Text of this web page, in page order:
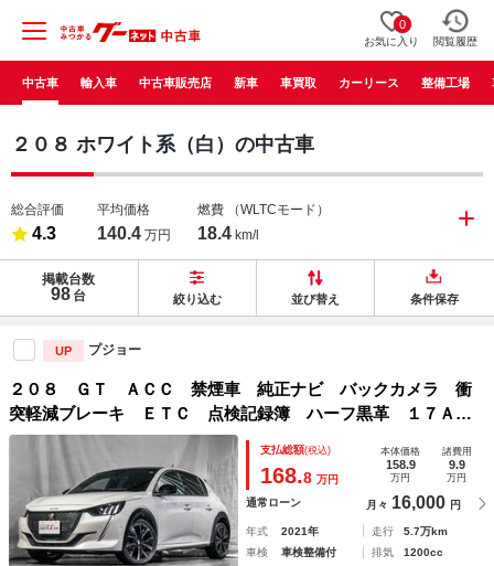
0
お気に入り 閲覧履歴
中古車 輸入車 中古車販売店 新車 車買取 カーリース 整備工場
２０８ ホワイト系（白）の中古車
総合評価
4.3
平均価格
140.4 万円
燃費 （WLTCモード）
18.4 km/l
掲載台数
98 台 絞り込む 並び替え 条件保存
UP プジョー
２０８ ＧＴ ＡＣＣ 禁煙車 純正ナビ バックカメラ 衝
突軽減ブレーキ ＥＴＣ 点検記録簿 ハーフ黒革 １７Ａ
Ｗ ＴＵＲＢＯ付き アダプティブクルーズコントロール ワ
イヤレス充電対応 シートヒーター付 アイドリングストップ
支払総額(税込)
168.8 万円
本体価格
158.9
万円
諸費用
9.9
万円
通常ローン 月々 16,000 円
年式 2021年 走行
5.7万km
車検
車検整備付 排気
1200cc